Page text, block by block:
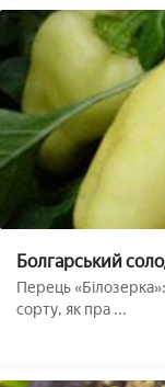
Болгарський
характеристики,
Перець
сорту, як пра ...